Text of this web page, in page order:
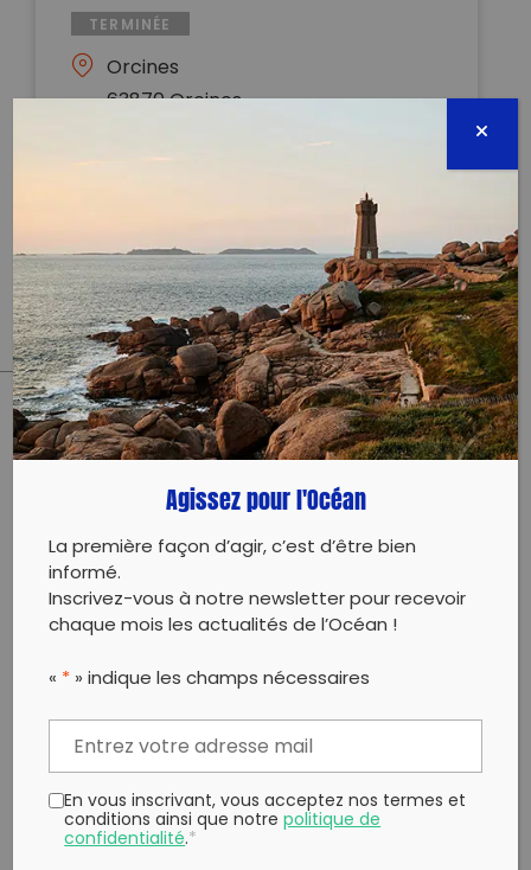
TERMINÉE
Orcines
63870 Orcines
14 août 2022 - 09:00 à 12:00
Évènement proposé par :
OSE Organe de Sauvetage Ecologique
PARTAGER CET ARTICLE:
Partager sur Facebook
Partager sur
Envoyer à
Copy to clipboard
Agissez pour l'Océan
La première façon d’agir, c’est d’être bien
informé.
Inscrivez-vous à notre newsletter pour recevoir
chaque mois les actualités de l’Océan !
« * » indique les champs nécessaires
En vous inscrivant, vous acceptez nos termes et
conditions ainsi que notrepolitique de
confidentialité.*